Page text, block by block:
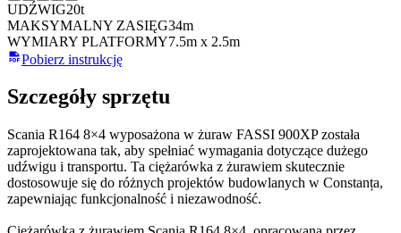
UDŹWIG20t
MAKSYMALNY ZASIĘG34m
WYMIARY PLATFORMY7.5m x 2.5m
Pobierz instrukcję
Szczegóły sprzętu
Scania R164 8×4 wyposażona w żuraw FASSI 900XP została
zaprojektowana tak, aby spełniać wymagania dotyczące dużego
udźwigu i transportu. Ta ciężarówka z żurawiem skutecznie
dostosowuje się do różnych projektów budowlanych w Constanța,
zapewniając funkcjonalność i niezawodność.